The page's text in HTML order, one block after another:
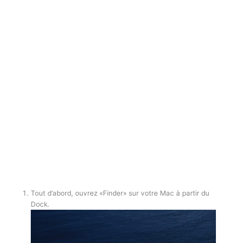
Tout d’abord, ouvrez «Finder» sur votre Mac à partir du
Dock.